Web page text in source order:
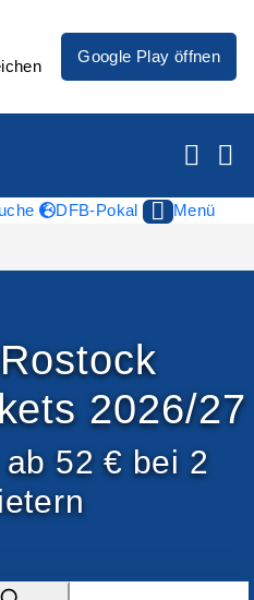
Google Play öffnen
DFB-Pokal
Menü
2026/27
52 € bei 2